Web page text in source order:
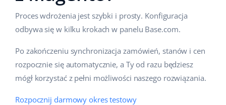
Proces wdrożenia jest szybki i prosty. Konfiguracja
odbywa się w kilku krokach w panelu Base.com.
Po zakończeniu synchronizacja zamówień, stanów i cen
rozpocznie się automatycznie, a Ty od razu będziesz
mógł korzystać z pełni możliwości naszego rozwiązania.
Rozpocznij darmowy okres testowy